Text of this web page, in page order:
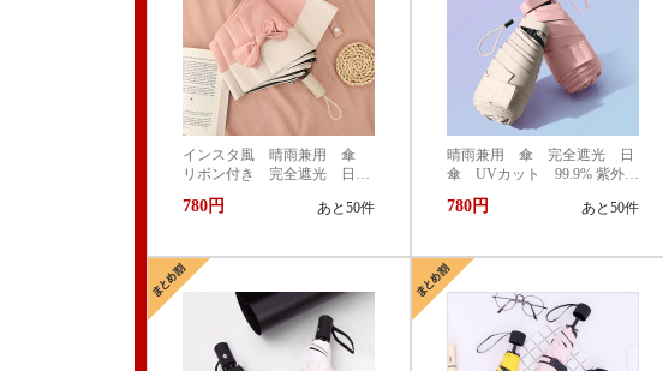
インスタ風 晴雨兼用 傘
リボン付き 完全遮光 日
傘 UVカット 99.9% 紫外線
対策 UVケア 折りたたみ
ゃれ コンパクト かわいい
780円 あと50件
晴雨兼用 傘 完全遮光 日
傘 UVカット 99.9% 紫外線
対策 UVケア 折りたたみ
傘 遮光 遮熱 撥水 耐
780円 あと50件